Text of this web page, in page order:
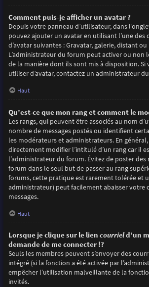
Comment puis-je afficher un avatar ?
Depuis votre panneau d’utilisateur, dans
pouvez ajouter un avatar en utilisant l’une des
d’avatar suivantes : Gravatar, galerie, distant
L’administrateur du forum peut activer ou non
de la manière dont ils sont mis à disposition. Si
utiliser d’avatar, contactez un administrateur
Haut
Qu’est-ce que mon rang et comment le
Les rangs, qui peuvent être associés au nom
nombre de messages postés ou identifient
les modérateurs et administrateurs. En
directement modifier l’intitulé d’un rang car il
l’administrateur du forum. Évitez de poster des
forum dans le seul but de passer au rang
forums, cette pratique est rarement tolérée et
administrateur) peut facilement abaisser votre
messages.
Haut
Lorsque je clique sur le lien courrield’un
demande de me connecter !?
Seuls les membres peuvent s’envoyer des
intégré (si la fonction a été activée par
empêcher l’utilisation malveillante de la
invités.